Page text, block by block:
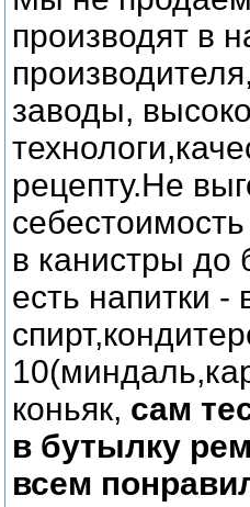
производят в
заводы,
рецепту.Не
в канистры до
есть напитки -
коньяк, сам
в бутылку
всем